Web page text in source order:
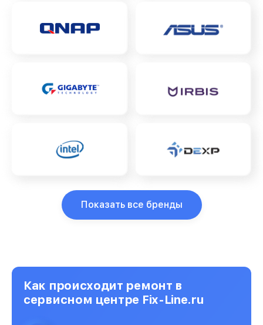
Показать все бренды
Как происходит ремонт в
сервисном центре Fix-Line.ru